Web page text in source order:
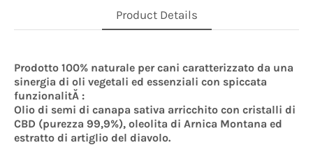
Product Details
Prodotto 100% naturale per cani caratterizzato da una
sinergia di oli vegetali ed essenziali con spiccata
funzionalitĂ :
Olio di semi di canapa sativa arricchito con cristalli di
CBD (purezza 99,9%), oleolita di Arnica Montana ed
estratto di artiglio del diavolo.